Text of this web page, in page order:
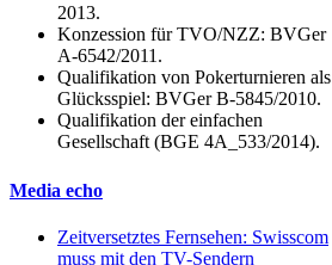
2013.
Konzession für TVO/NZZ: BVGer
A-6542/2011.
Qualifikation von Pokerturnieren als
Glücksspiel: BVGer B-5845/2010.
Qualifikation der einfachen
Gesellschaft (BGE 4A_533/2014).
Media echo
Zeitversetztes Fernsehen: Swisscom
muss mit den TV-Sendern